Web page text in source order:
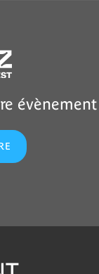
évènement